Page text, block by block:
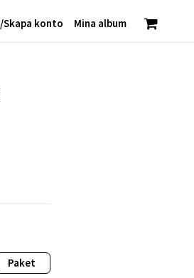
Mina album
/Skapa konto
Paket